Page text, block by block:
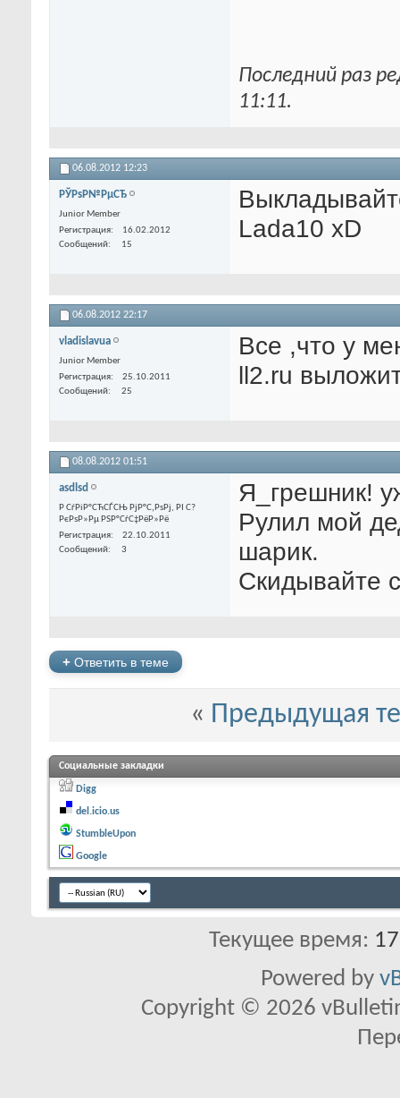
Последний раз
11:11.
06.08.2012 12:23
РЎРѕР№РµСЂ
Junior Member
Регистрация
16.02.2012
Сообщений
15
Lada10 xD
06.08.2012 22:17
vladislavua
Junior Member
Регистрация
25.10.2011
Сообщений
25
Все ,что у
ll2.ru
08.08.2012 01:51
asdlsd
Р СѓРіР°СЋСЃСЊ РјР°С‚РѕРј, РІ С?
РєРѕР»Рµ РЅР°СѓС‡РёР»Рё
Регистрация
22.10.2011
Сообщений
3
Я_грешник!
Рулил мой
шарик.
Скидывайте
+ Ответить в теме
« Предыдущая
Социальные закладки
Digg
del.icio.us
StumbleUpon
Google
Текущее время:
Powered by
Copyright © 2026